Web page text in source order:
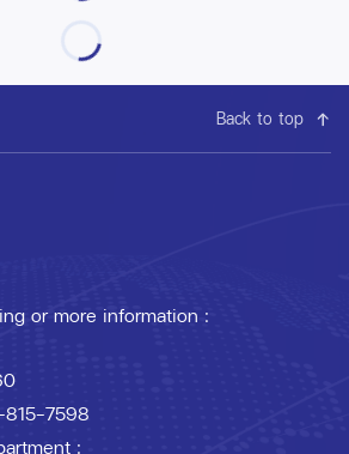
Back to top
or more information :
7598
: